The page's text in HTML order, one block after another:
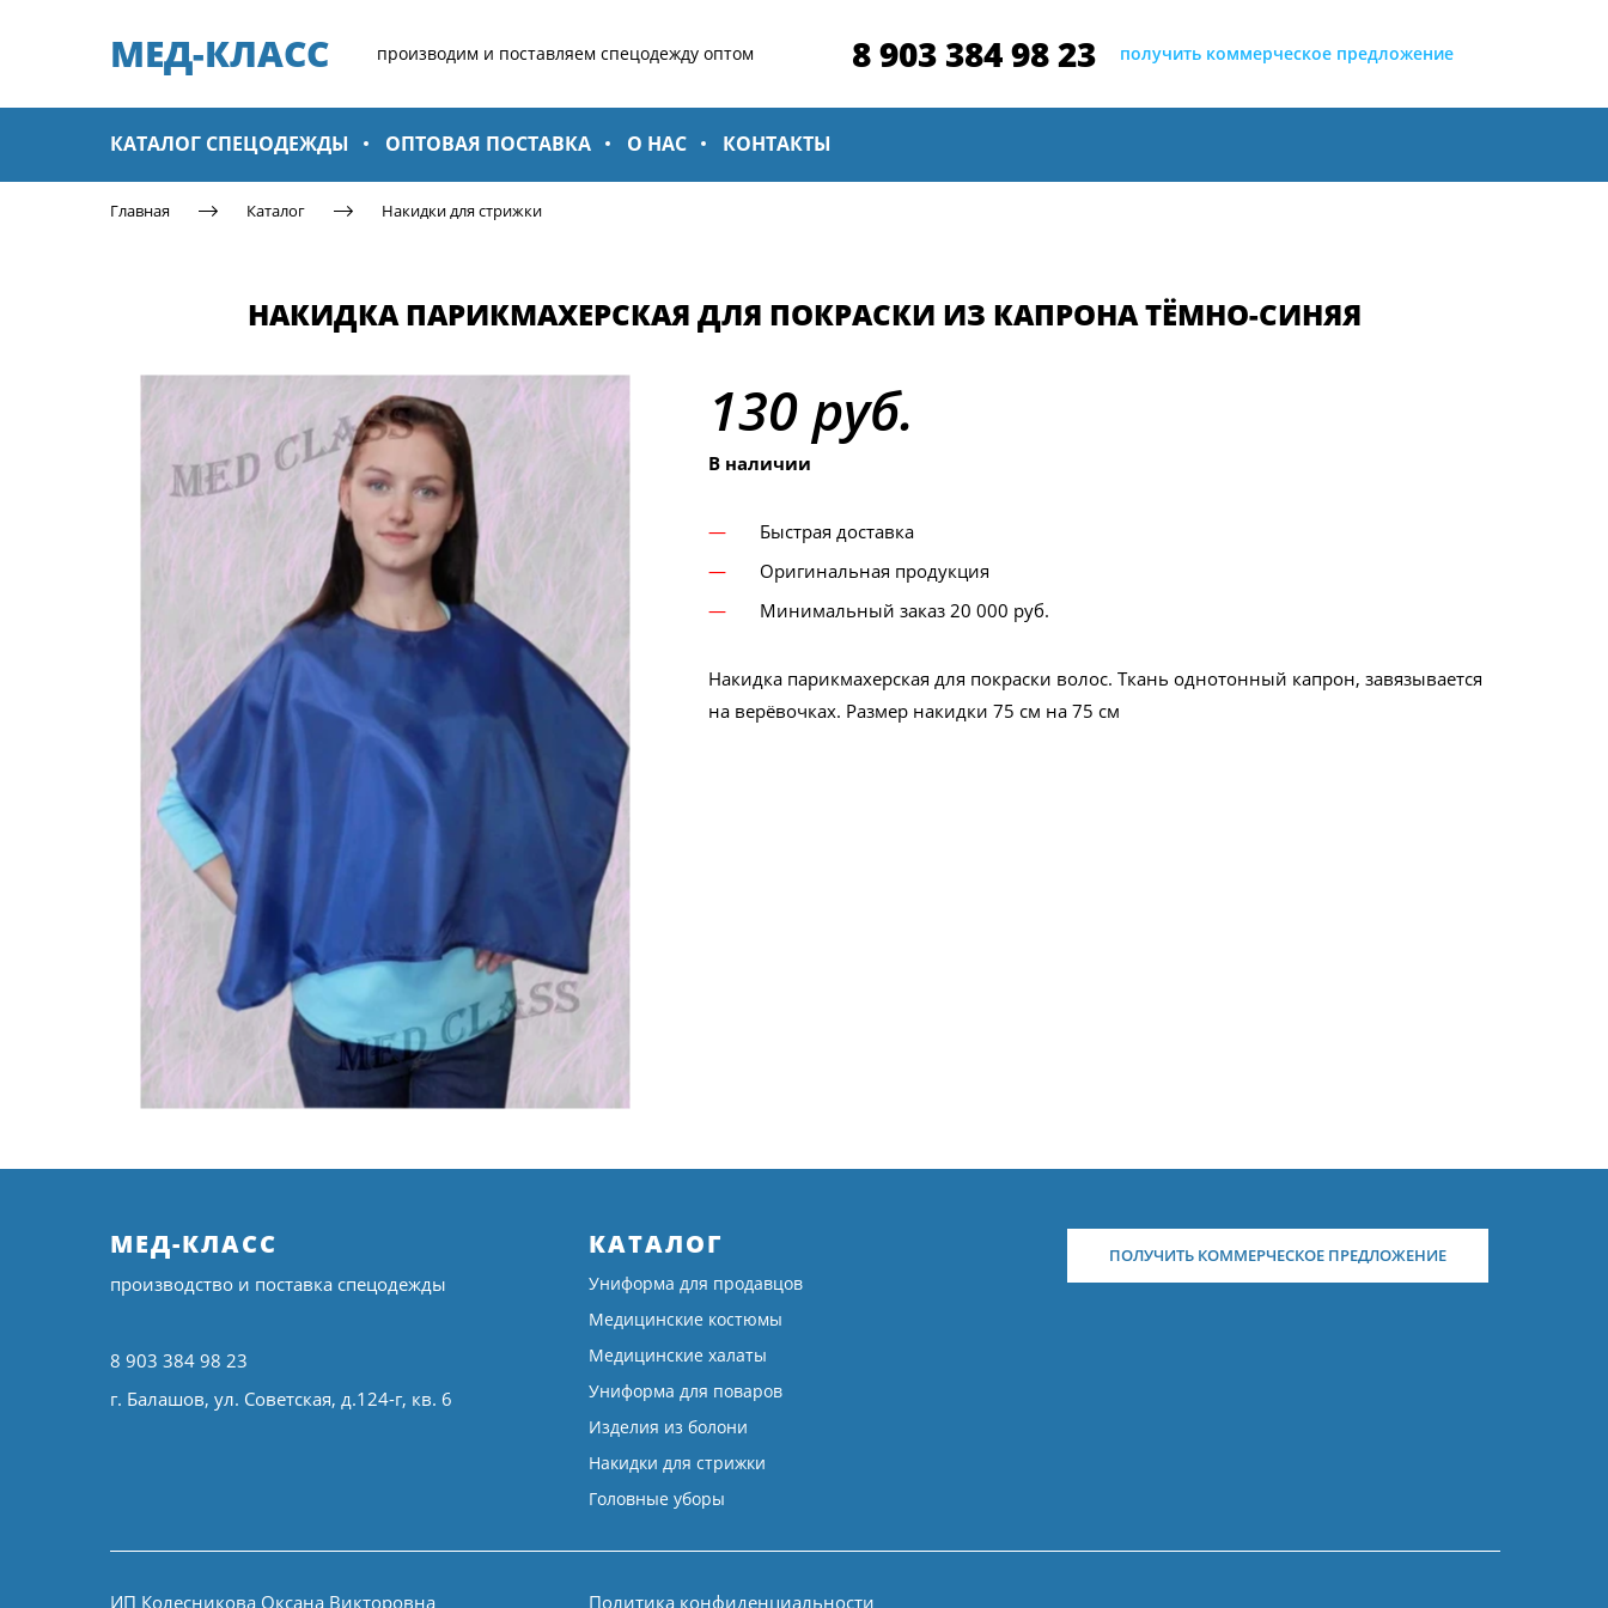
МЕД-КЛАСС​ производим и поставляем спецодежду оптом 8 903 384 98 23 получить коммерческое предложение
КАТАЛОГ СПЕЦОДЕЖДЫ ОПТОВАЯ ПОСТАВКА О НАС КОНТАКТЫ
Главная Каталог Накидки для стрижки
НАКИДКА ПАРИКМАХЕРСКАЯ ДЛЯ ПОКРАСКИ ИЗ КАПРОНА ТЁМНО-СИНЯЯ
130 руб.
В наличии
Быстрая доставка
Оригинальная продукция
Минимальный заказ 20 000 руб.
Накидка парикмахерская для покраски волос. Ткань однотонный капрон, завязывается
на верёвочках. Размер накидки 75 см на 75 см
МЕД-КЛАСС
производство и поставка спецодежды
8 903 384 98 23
г. Балашов, ул. Советская, д.124-г, кв. 6
КАТАЛОГ
Униформа для продавцов
Медицинские костюмы
Медицинские халаты
Униформа для поваров
Изделия из болони
Накидки для стрижки
Головные уборы
ПОЛУЧИТЬ КОММЕРЧЕСКОЕ ПРЕДЛОЖЕНИЕ
ИП Колесникова Оксана Викторовна Политика конфиденциальности